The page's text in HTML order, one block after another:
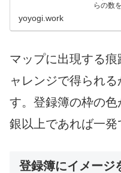
らの数
yoyogi.work
マップに出現する
ャレンジで得られ
す。登録簿の枠の色
銀以上であれば一発
登録簿にイメージ